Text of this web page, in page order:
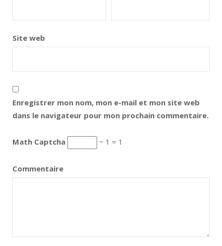
Site web
Enregistrer mon nom, mon e-mail et mon site web
dans le navigateur pour mon prochain commentaire.
Math Captcha − 1 = 1
Commentaire